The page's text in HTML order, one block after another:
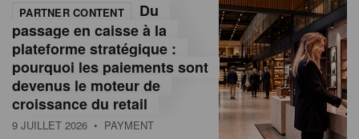
PARTNER CONTENT
Du
passage en caisse à la
plateforme stratégique :
pourquoi les paiements sont
devenus le moteur de
croissance du retail
9 JUILLET 2026 • PAYMENT